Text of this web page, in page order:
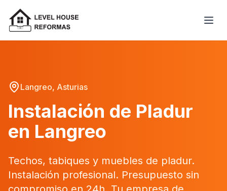
Langreo, Asturias
Instalación de Pladur
en Langreo
Techos, tabiques y muebles de pladur.
Instalación profesional. Presupuesto sin